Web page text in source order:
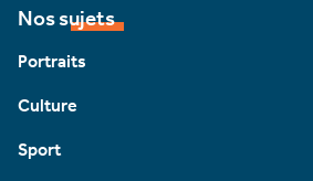
Nos sujets
Portraits
Culture
Sport